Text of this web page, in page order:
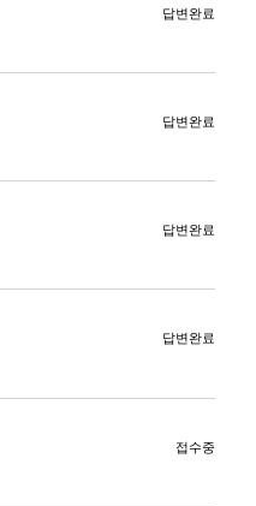
답변완료
답변완료
답변완료
답변완료
접수중